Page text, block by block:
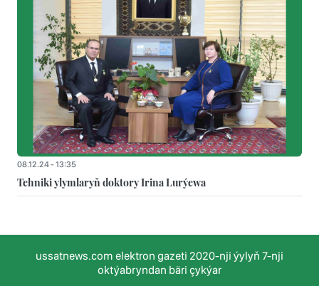
08.12.24 - 13:35
Tehniki ylymlaryň doktory Irina Lurýewa
ussatnews.com elektron gazeti 2020-nji ýylyň 7-nji
oktýabryndan bäri çykýar